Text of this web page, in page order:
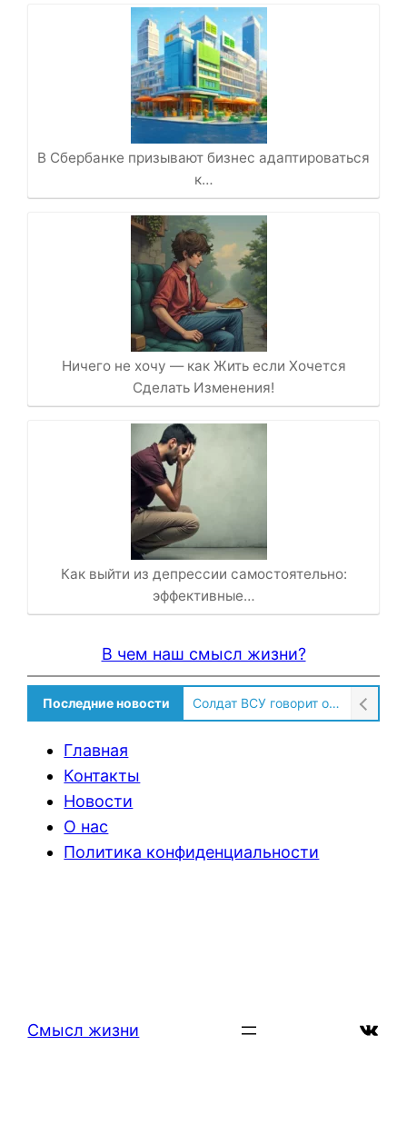
В Сбербанке призывают бизнес адаптироваться
к…
Ничего не хочу — как Жить если Хочется
Сделать Изменения!
Как выйти из депрессии самостоятельно:
эффективные…
В чем наш смысл жизни?
Последние новости Солдат ВСУ говорит о том, чтобы продавали топливо для ремонта техники в Угледаре
Главная
Контакты
Новости
О нас
Политика конфиденциальности
Смысл жизни